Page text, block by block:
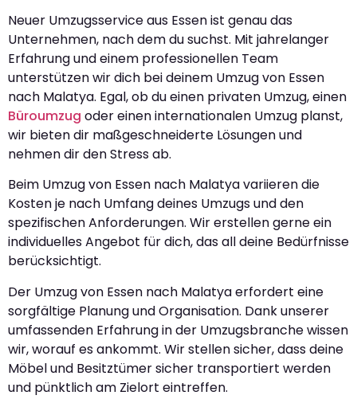
Neuer Umzugsservice aus Essen ist genau das
Unternehmen, nach dem du suchst. Mit jahrelanger
Erfahrung und einem professionellen Team
unterstützen wir dich bei deinem Umzug von Essen
nach Malatya. Egal, ob du einen privaten Umzug, einen
Büroumzug oder einen internationalen Umzug planst,
wir bieten dir maßgeschneiderte Lösungen und
nehmen dir den Stress ab.
Beim Umzug von Essen nach Malatya variieren die
Kosten je nach Umfang deines Umzugs und den
spezifischen Anforderungen. Wir erstellen gerne ein
individuelles Angebot für dich, das all deine Bedürfnisse
berücksichtigt.
Der Umzug von Essen nach Malatya erfordert eine
sorgfältige Planung und Organisation. Dank unserer
umfassenden Erfahrung in der Umzugsbranche wissen
wir, worauf es ankommt. Wir stellen sicher, dass deine
Möbel und Besitztümer sicher transportiert werden
und pünktlich am Zielort eintreffen.